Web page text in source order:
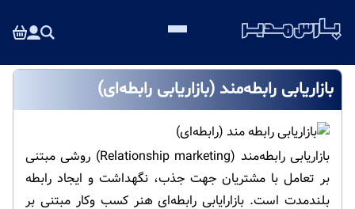
بازاریابی رابطه‌مند (بازاریابی رابطه‌ای)
بازاریابی رابطه‌مند (Relationship marketing) روشی مبتنی
بر تعامل با مشتریان جهت جذب، نگهداشت و ایجاد رابطه
بلندمدت است. بازارایابی رابطه‌ای هنر کسب وکار مبتنی بر